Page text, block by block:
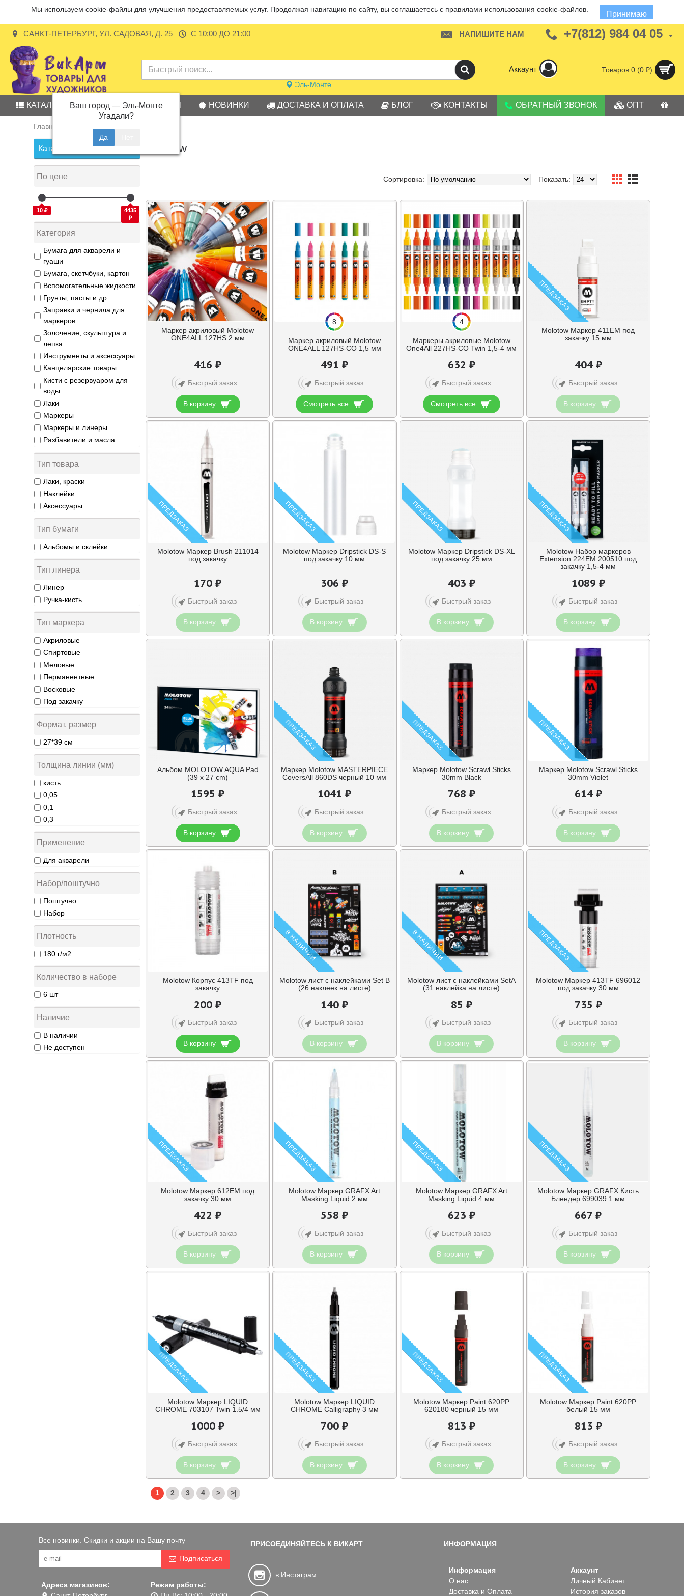
Мы используем cookie-файлы для улучшения предоставляемых услуг. Продолжая навигацию по сайту, вы соглашаетесь с правилами использования cookie-файлов.
Принимаю
САНКТ-ПЕТЕРБУРГ, УЛ. САДОВАЯ, Д. 25 С 10:00 ДО 21:00 НАПИШИТЕ НАМ +7(812) 984 04 05
Эль-Монте
Ваш город — Эль-Монте
Угадали?
Аккаунт Товаров 0 (0 ₽)
КАТАЛОГ АКЦИИ БРЕНДЫ НОВИНКИ ДОСТАВКА И ОПЛАТА БЛОГ КОНТАКТЫ ОБРАТНЫЙ ЗВОНОК ОПТ
Главная
Каталог товаров
По цене
10 ₽
4435
₽
Категория
Бумага для акварели и
гуаши
Бумага, скетчбуки, картон
Вспомогательные жидкости
Грунты, пасты и др.
Заправки и чернила для
маркеров
Золочение, скульптура и
лепка
Инструменты и аксессуары
Канцелярские товары
Кисти с резервуаром для
воды
Лаки
Маркеры
Маркеры и линеры
Разбавители и масла
Ручки и линеры
Товары для граффити
Тип товара
Лаки, краски
Наклейки
Аксессуары
Тип бумаги
Альбомы и склейки
Тип линера
Линер
Ручка-кисть
Тип маркера
Акриловые
Спиртовые
Меловые
Перманентные
Восковые
Под закачку
Формат, размер
27*39 см
Толщина линии (мм)
кисть
0,05
0,1
0,3
Применение
Для акварели
Набор/поштучно
Поштучно
Набор
Плотность
180 г/м2
Количество в наборе
6 шт
Наличие
В наличии
Не доступен
Molotow
Показать:
Сортировка:
Маркер акриловый Molotow
ONE4ALL 127HS 2 мм
416 ₽
Быстрый заказ
В корзину
8
Маркер акриловый Molotow
ONE4ALL 127HS-CO 1,5 мм
491 ₽
Быстрый заказ
Смотреть все
4
Маркеры акриловые Molotow
One4All 227HS-CO Twin 1,5-4 мм
632 ₽
Быстрый заказ
Смотреть все
ПРЕДЗАКАЗ
Molotow Маркер 411EM под
закачку 15 мм
404 ₽
Быстрый заказ
В корзину
ПРЕДЗАКАЗ
Molotow Маркер Brush 211014
под закачку
170 ₽
Быстрый заказ
В корзину
ПРЕДЗАКАЗ
Molotow Маркер Dripstick DS-S
под закачку 10 мм
306 ₽
Быстрый заказ
В корзину
ПРЕДЗАКАЗ
Molotow Маркер Dripstick DS-XL
под закачку 25 мм
403 ₽
Быстрый заказ
В корзину
ПРЕДЗАКАЗ
Molotow Набор маркеров
Extension 224EM 200510 под
закачку 1,5-4 мм
1089 ₽
Быстрый заказ
В корзину
Альбом MOLOTOW AQUA Pad
(39 x 27 cm)
1595 ₽
Быстрый заказ
В корзину
ПРЕДЗАКАЗ
Маркер Molotow MASTERPIECE
CoversAll 860DS черный 10 мм
1041 ₽
Быстрый заказ
В корзину
ПРЕДЗАКАЗ
Маркер Molotow Scrawl Sticks
30mm Black
768 ₽
Быстрый заказ
В корзину
ПРЕДЗАКАЗ
Маркер Molotow Scrawl Sticks
30mm Violet
614 ₽
Быстрый заказ
В корзину
Molotow Корпус 413TF под
закачку
200 ₽
Быстрый заказ
В корзину
В НАЛИЧИИ
Molotow лист с наклейками Set B
(26 наклеек на листе)
140 ₽
Быстрый заказ
В корзину
В НАЛИЧИИ
Molotow лист с наклейками SetA
(31 наклейка на листе)
85 ₽
Быстрый заказ
В корзину
ПРЕДЗАКАЗ
Molotow Маркер 413TF 696012
под закачку 30 мм
735 ₽
Быстрый заказ
В корзину
ПРЕДЗАКАЗ
Molotow Маркер 612EM под
закачку 30 мм
422 ₽
Быстрый заказ
В корзину
ПРЕДЗАКАЗ
Molotow Маркер GRAFX Art
Masking Liquid 2 мм
558 ₽
Быстрый заказ
В корзину
ПРЕДЗАКАЗ
Molotow Маркер GRAFX Art
Masking Liquid 4 мм
623 ₽
Быстрый заказ
В корзину
ПРЕДЗАКАЗ
Molotow Маркер GRAFX Кисть
Блендер 699039 1 мм
667 ₽
Быстрый заказ
В корзину
ПРЕДЗАКАЗ
Molotow Маркер LIQUID
CHROME 703107 Twin 1.5/4 мм
1000 ₽
Быстрый заказ
В корзину
ПРЕДЗАКАЗ
Molotow Маркер LIQUID
CHROME Calligraphy 3 мм
700 ₽
Быстрый заказ
В корзину
ПРЕДЗАКАЗ
Molotow Маркер Paint 620PP
620180 черный 15 мм
813 ₽
Быстрый заказ
В корзину
ПРЕДЗАКАЗ
Molotow Маркер Paint 620PP
белый 15 мм
813 ₽
Быстрый заказ
В корзину
1 2 3 4 > >|
Все новинки. Скидки и акции на Вашу почту
Подписаться
Адреса магазинов:
Режим работы:
ПРИСОЕДИНЯЙТЕСЬ К ВИКАРТ
в Инстаграм
ИНФОРМАЦИЯ
Информация
О нас
Доставка и Оплата
Аккаунт
Личный Кабинет
История заказов